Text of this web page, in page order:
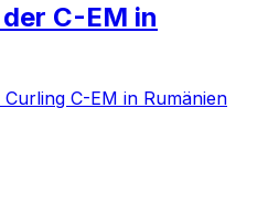
C-EM in
C-EM in Rumänien